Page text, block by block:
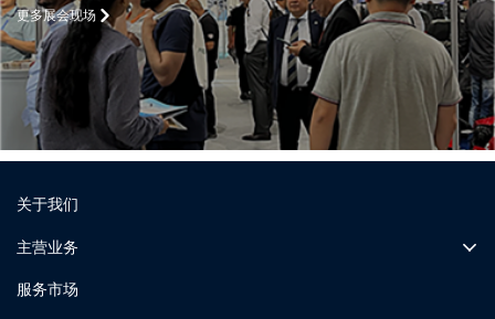
更多展会现场
关于我们
主营业务
服务市场